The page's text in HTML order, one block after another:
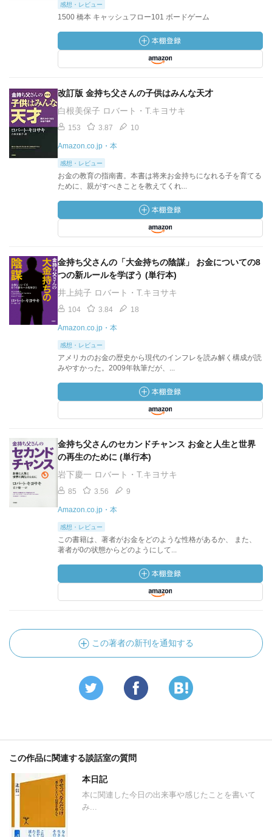
感想・レビュー
1500 橋本 キャッシュフロー101 ボードゲーム
改訂版 金持ち父さんの子供はみんな天才
白根美保子 ロバート・T.キヨサキ
153 3.87 10
Amazon.co.jp・本
感想・レビュー
お金の教育の指南書。本書は将来お金持ちになれる子を育てる
ために、親がすべきことを教えてくれ...
金持ち父さんの「大金持ちの陰謀」 お金についての8
つの新ルールを学ぼう (単行本)
井上純子 ロバート・T.キヨサキ
104 3.84 18
Amazon.co.jp・本
感想・レビュー
アメリカのお金の歴史から現代のインフレを読み解く構成が読
みやすかった。2009年執筆だが、...
金持ち父さんのセカンドチャンス お金と人生と世界
の再生のために (単行本)
岩下慶一 ロバート・T.キヨサキ
85 3.56 9
Amazon.co.jp・本
感想・レビュー
この書籍は、著者がお金をどのような性格があるか、 また、
著者が0の状態からどのようにして...
この著者の新刊を通知する
この作品に関連する談話室の質問
本日記
本に関連した今日の出来事や感じたことを書いて
み...